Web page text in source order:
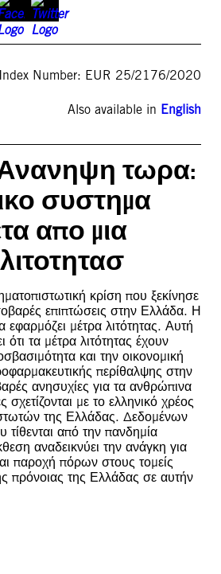
Index Number: EUR 25/2176/2020
Also available in English
τωρα:
συστημα
απο μια
κρίση που ξεκίνησε
επιπτώσεις στην Ελλάδα. Η
μέτρα λιτότητας. Αυτή
ότι τα μέτρα λιτότητας έχουν
και την οικονομική
περίθαλψης στην
ανησυχίες για τα ανθρώπινα
σχετίζονται με το ελληνικό χρέος
της Ελλάδας. Δεδομένων
από την πανδημία
αναδεικνύει την ανάγκη για
παροχή πόρων στους τομείς
πρόνοιας της Ελλάδας σε αυτήν